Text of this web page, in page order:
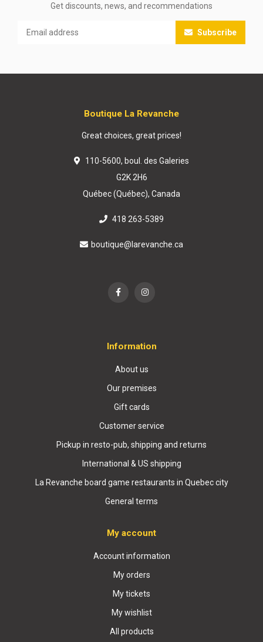
Get discounts, news, and recommendations
Subscribe
Boutique La Revanche
Great choices, great prices!
110-5600, boul. des Galeries
G2K 2H6
Québec (Québec), Canada
418 263-5389
boutique@larevanche.ca
Information
About us
Our premises
Gift cards
Customer service
Pickup in resto-pub, shipping and returns
International & US shipping
La Revanche board game restaurants in Quebec city
General terms
My account
Account information
My orders
My tickets
My wishlist
All products